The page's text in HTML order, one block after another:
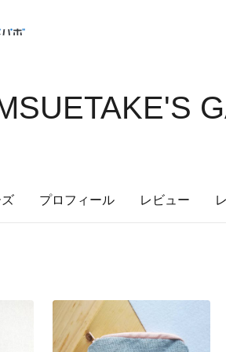
プロフィール レビュー